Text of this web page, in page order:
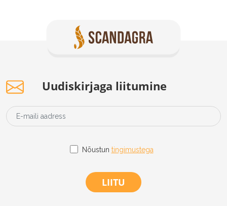
Uudiskirjaga liitumine
Nõustun tingimustega
LIITU